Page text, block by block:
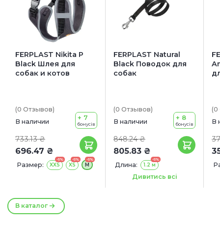
В каталог
FERPLAST Nikita P
Black Шлея для
собак и котов
(0 Отзывов)
В наличии
733.13 ₴
696.47 ₴
+ 7
бонусів
Размер:
-5%
XXS
-5%
XS
-5%
M
FERPLAST Natural
Black Поводок для
собак
(0 Отзывов)
В наличии
848.24 ₴
805.83 ₴
+ 8
бонусів
Длина:
-5%
1.2 м
Ширина: 10 мм
15 мм
Дивитись всі
(0
В